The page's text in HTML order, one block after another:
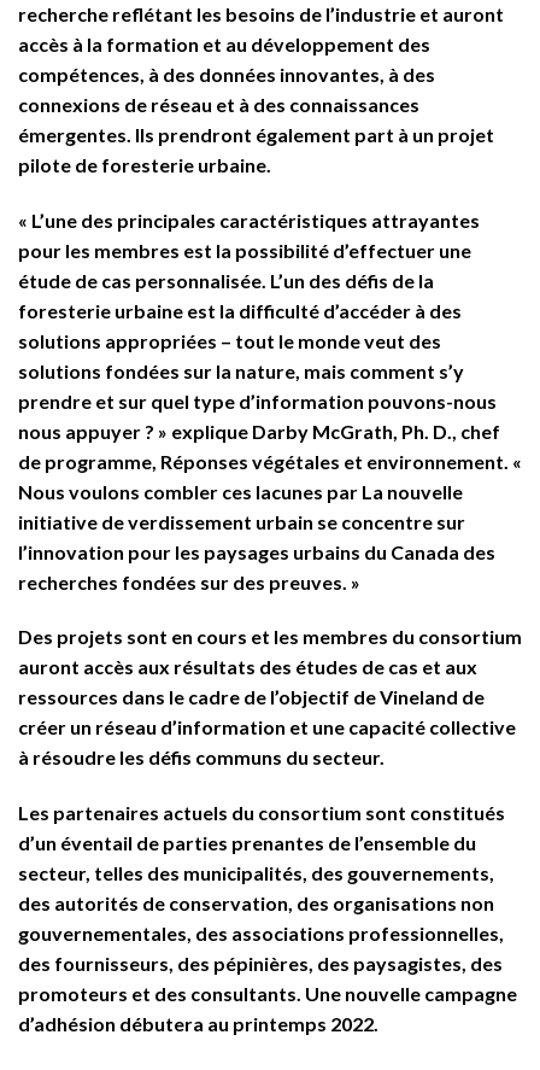
recherche reflétant les besoins de l’industrie et auront
accès à la formation et au développement des
compétences, à des données innovantes, à des
connexions de réseau et à des connaissances
émergentes. Ils prendront également part à un projet
pilote de foresterie urbaine.
« L’une des principales caractéristiques attrayantes
pour les membres est la possibilité d’effectuer une
étude de cas personnalisée. L’un des défis de la
foresterie urbaine est la difficulté d’accéder à des
solutions appropriées – tout le monde veut des
solutions fondées sur la nature, mais comment s’y
prendre et sur quel type d’information pouvons-nous
nous appuyer ? » explique Darby McGrath, Ph. D., chef
de programme, Réponses végétales et environnement. «
Nous voulons combler ces lacunes par La nouvelle
initiative de verdissement urbain se concentre sur
l’innovation pour les paysages urbains du Canada des
recherches fondées sur des preuves. »
Des projets sont en cours et les membres du consortium
auront accès aux résultats des études de cas et aux
ressources dans le cadre de l’objectif de Vineland de
créer un réseau d’information et une capacité collective
à résoudre les défis communs du secteur.
Les partenaires actuels du consortium sont constitués
d’un éventail de parties prenantes de l’ensemble du
secteur, telles des municipalités, des gouvernements,
des autorités de conservation, des organisations non
gouvernementales, des associations professionnelles,
des fournisseurs, des pépinières, des paysagistes, des
promoteurs et des consultants. Une nouvelle campagne
d’adhésion débutera au printemps 2022.